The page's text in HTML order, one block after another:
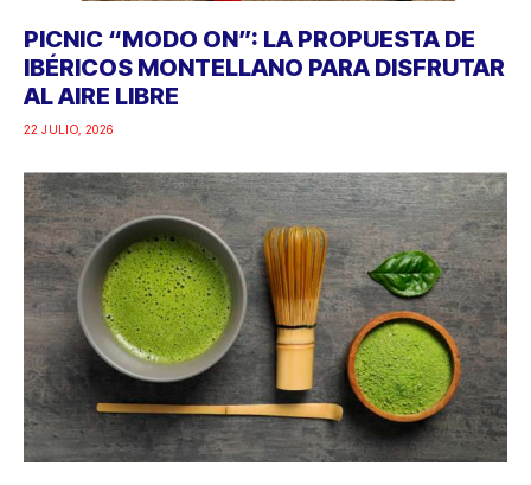
PICNIC “MODO ON”: LA PROPUESTA DE
IBÉRICOS MONTELLANO PARA DISFRUTAR
AL AIRE LIBRE
22 JULIO, 2026